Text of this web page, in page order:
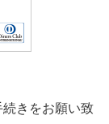
続きをお願い致